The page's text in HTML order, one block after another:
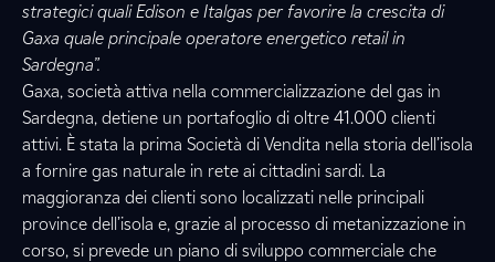
strategici quali Edison e Italgas per favorire la crescita di
Gaxa quale principale operatore energetico retail in
Sardegna”.
Gaxa, società attiva nella commercializzazione del gas in
Sardegna, detiene un portafoglio di oltre 41.000 clienti
attivi. È stata la prima Società di Vendita nella storia dell’isola
a fornire gas naturale in rete ai cittadini sardi. La
maggioranza dei clienti sono localizzati nelle principali
province dell’isola e, grazie al processo di metanizzazione in
corso, si prevede un piano di sviluppo commerciale che